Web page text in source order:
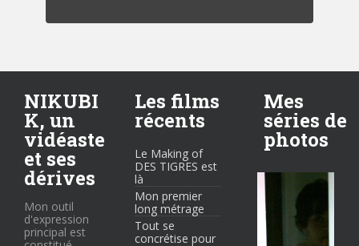
NIKUBI
K, un
vidéaste
et ses
dérives
Mon outil
d'expression
principal est
Les films
récents
Le Making of
DES TIGRES est
là
Mon premier
long métrage
Tout se
concrétise pour
Mes
séries de
photos